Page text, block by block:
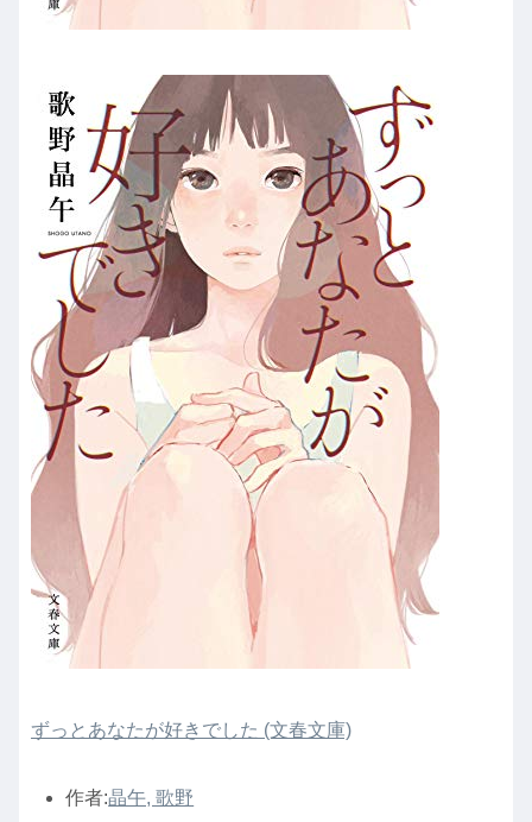
ずっとあなたが好きでした (文春文庫)
作者:晶午, 歌野